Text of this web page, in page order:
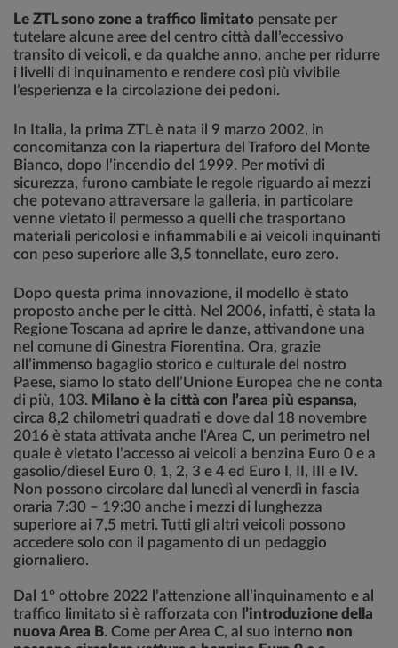
Le ZTL sono zone a traffico limitato pensate per
tutelare alcune aree del centro città dall’eccessivo
transito di veicoli, e da qualche anno, anche per ridurre
i livelli di inquinamento e rendere così più vivibile
l’esperienza e la circolazione dei pedoni.
In Italia, la prima ZTL è nata il 9 marzo 2002, in
concomitanza con la riapertura del Traforo del Monte
Bianco, dopo l’incendio del 1999. Per motivi di
sicurezza, furono cambiate le regole riguardo ai mezzi
che potevano attraversare la galleria, in particolare
venne vietato il permesso a quelli che trasportano
materiali pericolosi e infiammabili e ai veicoli inquinanti
con peso superiore alle 3,5 tonnellate, euro zero.
Dopo questa prima innovazione, il modello è stato
proposto anche per le città. Nel 2006, infatti, è stata la
Regione Toscana ad aprire le danze, attivandone una
nel comune di Ginestra Fiorentina. Ora, grazie
all’immenso bagaglio storico e culturale del nostro
Paese, siamo lo stato dell’Unione Europea che ne conta
di più, 103. Milano è la città con l’area più espansa,
circa 8,2 chilometri quadrati e dove dal 18 novembre
2016 è stata attivata anche l’Area C, un perimetro nel
quale è vietato l’accesso ai veicoli a benzina Euro 0 e a
gasolio/diesel Euro 0, 1, 2, 3 e 4 ed Euro I, II, III e IV.
Non possono circolare dal lunedì al venerdì in fascia
oraria 7:30 – 19:30 anche i mezzi di lunghezza
superiore ai 7,5 metri. Tutti gli altri veicoli possono
accedere solo con il pagamento di un pedaggio
giornaliero.
Dal 1° ottobre 2022 l’attenzione all’inquinamento e al
traffico limitato si è rafforzata con l’introduzione della
nuova Area B. Come per Area C, al suo interno non